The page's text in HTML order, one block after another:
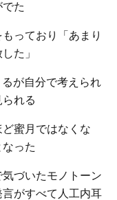
た
っており「あまり
た」
が自分で考えられ
れる
ど蜜月ではなくな
った
づいたモノトーン
がすべて人工内耳